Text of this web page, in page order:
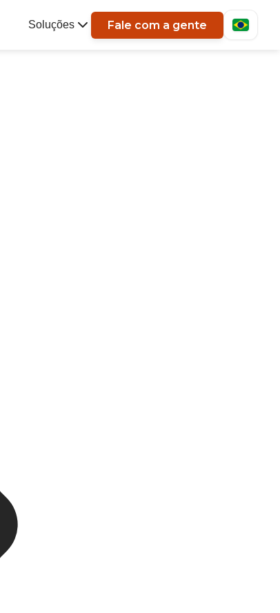
Soluções Fale com a gente